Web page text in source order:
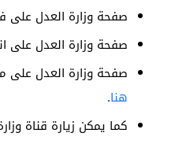
صفحة وزارة العدل
صفحة وزارة العدل على
صفحة وزارة العدل على
هنا.
كما يمكن زيارة قناة